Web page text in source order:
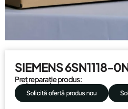
SIEMENS 6SN1118-
Preț reparație produs:
Solicită ofertă produs nou